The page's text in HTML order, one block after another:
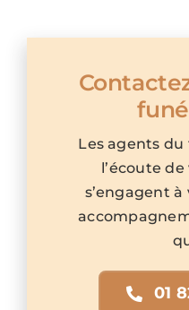
Les agents
l’écoute
s’engagent
01